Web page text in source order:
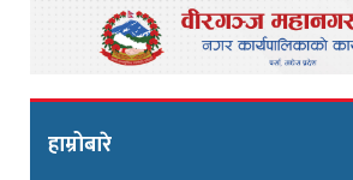
हाम्रोबारे